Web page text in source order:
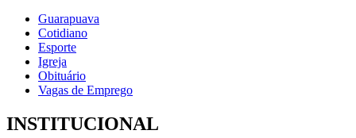
Guarapuava
Cotidiano
Esporte
Igreja
Obituário
Vagas de Emprego
INSTITUCIONAL